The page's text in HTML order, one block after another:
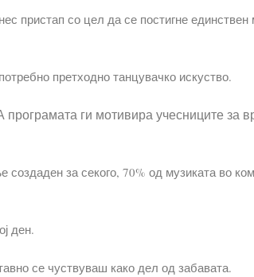
пристап со цел да се постигне
претходно танцувачко искуство.
ги мотивира учесниците за
за секого, 70% од музиката во
ден.
се чуствуваш како дел од забавата.